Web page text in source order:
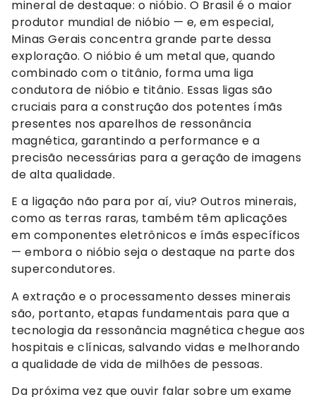
mineral de destaque: o nióbio. O Brasil é o maior
produtor mundial de nióbio — e, em especial,
Minas Gerais concentra grande parte dessa
exploração. O nióbio é um metal que, quando
combinado com o titânio, forma uma liga
condutora de nióbio e titânio. Essas ligas são
cruciais para a construção dos potentes ímãs
presentes nos aparelhos de ressonância
magnética, garantindo a performance e a
precisão necessárias para a geração de imagens
de alta qualidade.
E a ligação não para por aí, viu? Outros minerais,
como as terras raras, também têm aplicações
em componentes eletrônicos e ímãs específicos
— embora o nióbio seja o destaque na parte dos
supercondutores.
A extração e o processamento desses minerais
são, portanto, etapas fundamentais para que a
tecnologia da ressonância magnética chegue aos
hospitais e clínicas, salvando vidas e melhorando
a qualidade de vida de milhões de pessoas.
Da próxima vez que ouvir falar sobre um exame